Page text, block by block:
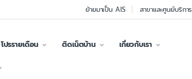
ย้ายมาเป็น AIS สาขาและศูนย์บริการ
โปรรายเดือน ติดเน็ตบ้าน เกี่ยวกับเรา